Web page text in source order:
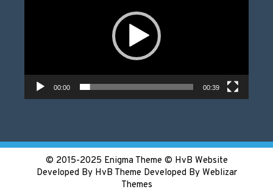
00:00 00:39
© 2015-2025 Enigma Theme © HvB Website
Developed By HvB Theme Developed By Weblizar
Themes